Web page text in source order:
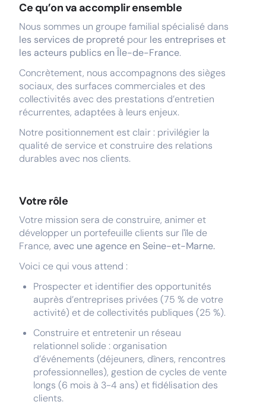
Ce qu’on va accomplir ensemble
Nous sommes un groupe familial spécialisé dans
les services de propreté pour les entreprises et
les acteurs publics en Île-de-France.
Concrètement, nous accompagnons des sièges
sociaux, des surfaces commerciales et des
collectivités avec des prestations d’entretien
récurrentes, adaptées à leurs enjeux.
Notre positionnement est clair : privilégier la
qualité de service et construire des relations
durables avec nos clients.
Votre rôle
Votre mission sera de construire, animer et
développer un portefeuille clients sur l'île de
France, avec une agence en Seine-et-Marne.
Voici ce qui vous attend :
Prospecter et identifier des opportunités
auprès d’entreprises privées (75 % de votre
activité) et de collectivités publiques (25 %).
Construire et entretenir un réseau
relationnel solide : organisation
d’événements (déjeuners, dîners, rencontres
professionnelles), gestion de cycles de vente
longs (6 mois à 3-4 ans) et fidélisation des
clients.